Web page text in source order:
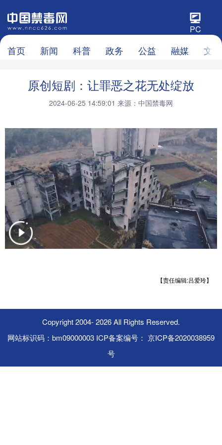
PC
首页 新闻 科普 政务 公益 融媒 文化
原创短剧：让罪恶之花无处绽放
2024-06-25 14:59:01 来源：中国禁毒网
【责任编辑:吕爱玲】
Copyright 2004-2026 All Rights Reserved.
网站标识码：bm09000003 ICP备案编号： 京ICP备2020038959
号